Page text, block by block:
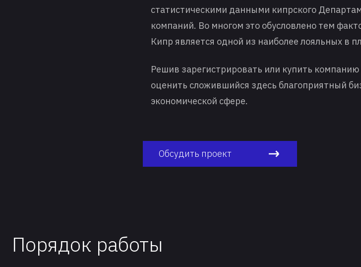
статистическими данными кипрского
компаний. Во многом это обусловлено тем
Кипр является одной из наиболее лояльных в
Решив зарегистрировать или купить
оценить сложившийся здесь благоприятный
экономической сфере.
Обсудить проект
Порядок работы